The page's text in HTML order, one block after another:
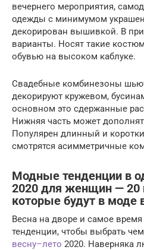
вечернего мероприятия,
одежды с минимумом
декорирован вышивкой. В
варианты. Носят такие
обувью на высоком каблуке.
Свадебные комбинезоны
декорируют кружевом,
основном это сдержанные
Нижняя часть может
Популярен длинный и
смотрятся асимметричные
Модные тенденции в
2020 для женщин — 20
которые будут в моде
Весна на дворе и самое
тенденции, чтобы выбрать
весну–лето 2020. Наверняка